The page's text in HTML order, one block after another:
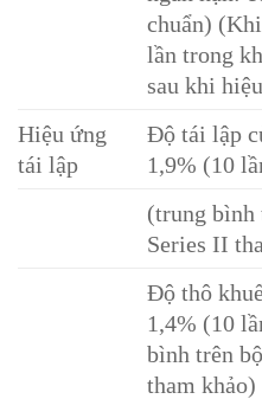
chuẩn)
lần trong
sau khi
Hiệu ứng
tái lập
Độ tái lập
1,9% (10
(trung bình
Series II
Độ thô
1,4% (10
bình trên
tham khảo)